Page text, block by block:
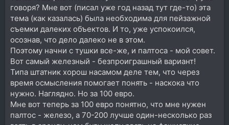
говоря? Мне вот (писал уже год назад тут где-то) эта
тема (как казалась) была необходима для пейзажной
съемки далеких объектов. И то, уже успокоился,
осознав, что дело далеко не в этом.
Поэтому начни с тушки все-же, и палтоса - мой совет.
Вот самый железный - безпроиграшный вариант!
Типа штатник хорош насамом деле тем, что через
время осмысления помогает понять - наскока что
нужно. Наглядно. Но за 100 евро.
Мне вот теперь за 100 евро понятно, что мне нужен
палтос - железо, а 70-200 лучше один-несколько раз